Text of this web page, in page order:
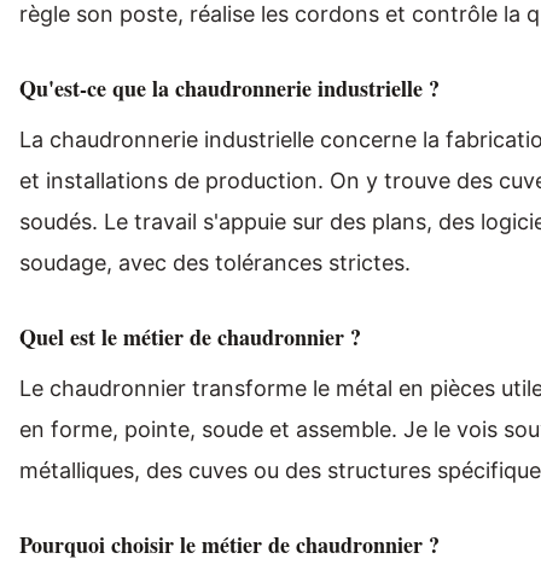
règle son poste, réalise les cordons et contrôle la
Qu'est-ce que la chaudronnerie industrielle ?
La chaudronnerie industrielle concerne la
et installations de production. On y trouve des
soudés. Le travail s'appuie sur des plans, des
soudage, avec des tolérances strictes.
Quel est le métier de chaudronnier ?
Le chaudronnier transforme le métal en pièces
en forme, pointe, soude et assemble. Je le vois
métalliques, des cuves ou des structures
Pourquoi choisir le métier de chaudronnier ?